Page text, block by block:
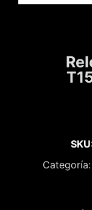
Categoría: